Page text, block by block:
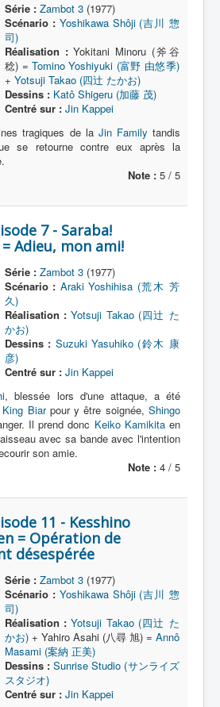
Série : Zambot 3(1977)
Scénario : Yoshikawa Shôji (吉川 惣
司)
Réalisation :Yokitani Minoru (斧谷
稔) = Tomino Yoshiyuki (富野 由悠季)
+ Yotsuji Takao (四辻 たかお)
Dessins : Katô Shigeru (加藤 茂)
Centré sur : Jin Kappei
tragiques de la Jin Family tandis
se retourne contre eux après la
Note : 5 / 5
7 - Saraba!
Adieu, mon ami!
Série : Zambot 3(1977)
Scénario : Araki Yoshihisa (荒木 芳
久)
Réalisation : Yotsuji Takao (四辻 た
かお)
Dessins : Suzuki Yasuhiko (鈴木 康
彦)
Centré sur : Jin Kappei
, blessée lors d'une attaque, a été
King Biarpour y être soignée,Shingo
Il prend donc Keiko Kamikitaen
avec sa bande avec l'intention
son amie.
Note : 4 / 5
11 - Kesshino
= Opération de
désespérée
Série : Zambot 3(1977)
Scénario : Yoshikawa Shôji (吉川 惣
司)
Réalisation : Yotsuji Takao (四辻 た
かお)+ Yahiro Asahi (八尋 旭) = Annô
Masami (案納 正美)
Dessins : Sunrise Studio (サンライズ
スタジオ)
Centré sur : Jin Kappei